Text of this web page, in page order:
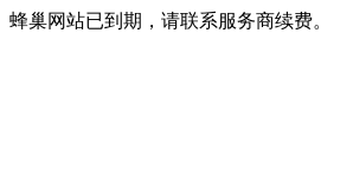
蜂巢网站已到期，请联系服务商续费。